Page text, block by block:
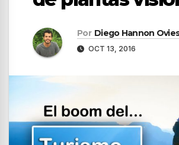
Por Diego Hannon
OCT 13, 2016